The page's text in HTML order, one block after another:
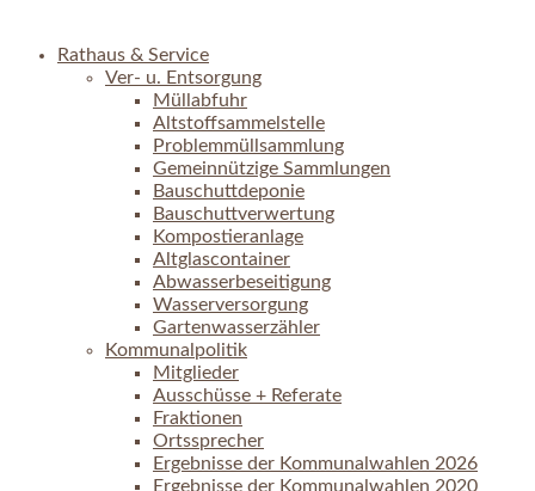
Rathaus & Service
Ver- u. Entsorgung
Müllabfuhr
Altstoffsammelstelle
Problemmüllsammlung
Gemeinnützige Sammlungen
Bauschuttdeponie
Bauschuttverwertung
Kompostieranlage
Altglascontainer
Abwasserbeseitigung
Wasserversorgung
Gartenwasserzähler
Kommunalpolitik
Mitglieder
Ausschüsse + Referate
Fraktionen
Ortssprecher
Ergebnisse der Kommunalwahlen 2026
Ergebnisse der Kommunalwahlen 2020